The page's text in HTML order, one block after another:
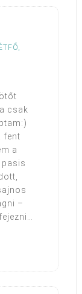
csak
fent
a
pasis
–